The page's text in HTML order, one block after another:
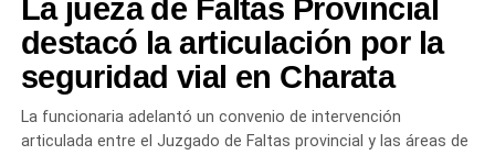
este miércoles con Mahiques y Sturzenegger— y el
viernes compartirá un acto oficial con Javier y Karina
Milei junto a Sandra Pettovello en un centro de formación
de Capital Humano, en otro gesto de respaldo explícito
de la cúpula libertaria.
y crecen.
Másnoticias de CharataenCharataChaco.Net.
La jueza de Faltas Provincial
destacó la articulación por la
seguridad vial en Charata
La funcionaria adelantó un convenio de intervención
articulada entre el Juzgado de Faltas provincial y las áreas de